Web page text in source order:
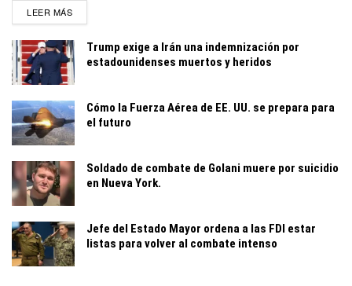
LEER MÁSDETAILS
Trump exige a Irán una indemnización por
estadounidenses muertos y heridos
Cómo la Fuerza Aérea de EE. UU. se prepara para
el futuro
Soldado de combate de Golani muere por suicidio
en Nueva York.
Jefe del Estado Mayor ordena a las FDI estar
listas para volver al combate intenso